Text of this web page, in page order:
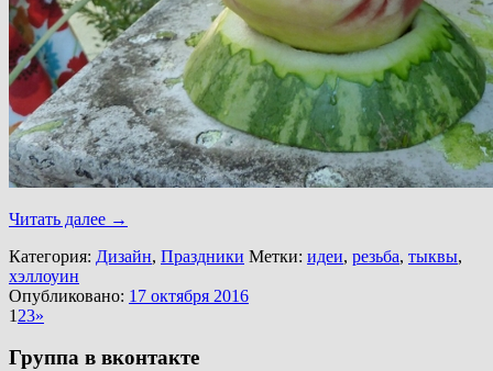
Читать далее →
Категория: Дизайн, Праздники Метки: идеи, резьба, тыквы,
хэллоуин
Опубликовано: 17 октября 2016
1 23»
Группа в вконтакте